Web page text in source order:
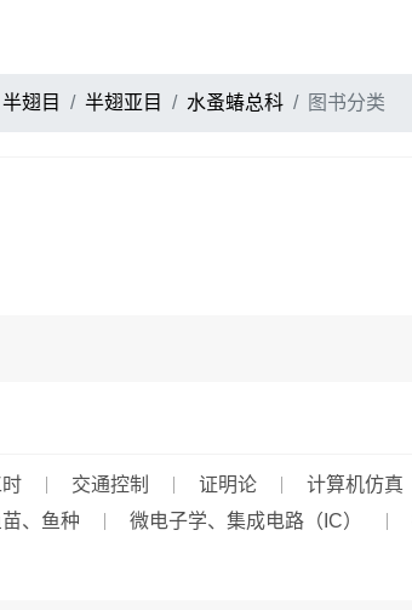
半翅目 半翅亚目 水蚤蝽总科 图书分类
交通控制 证明论 计算机仿真
、鱼种 微电子学、集成电路（IC）